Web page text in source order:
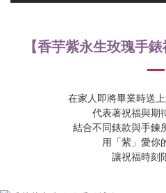
【香芋紫永生玫瑰手
在家人即將畢業時送
代表著祝福與期
結合不同錶款與手鍊
用「紫」愛你
讓祝福時刻